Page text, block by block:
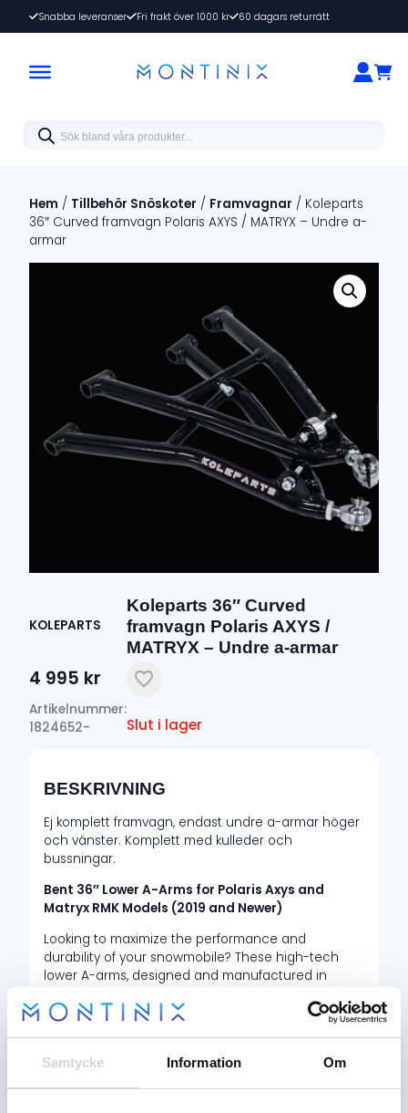
Samtycke Information Om
Snabba leveranser Fri frakt över 1000 kr 60 dagars returrätt
Products
search
Hem / Tillbehör Snöskoter / Framvagnar / Koleparts
36″ Curved framvagn Polaris AXYS / MATRYX – Undre a-
armar
KOLEPARTS
Koleparts 36″ Curved
framvagn Polaris AXYS /
MATRYX – Undre a-armar
4 995 kr
Artikelnummer:
1824652-
Slut i lager
BESKRIVNING
Ej komplett framvagn, endast undre a-armar höger
och vänster. Komplett med kulleder och
bussningar.
Bent 36″ Lower A-Arms for Polaris Axys and
Matryx RMK Models (2019 and Newer)
Looking to maximize the performance and
durability of your snowmobile? These high-tech
lower A-arms, designed and manufactured in
toughest conditions.
Compatibility: Fits Polaris Axys and Matryx RMK